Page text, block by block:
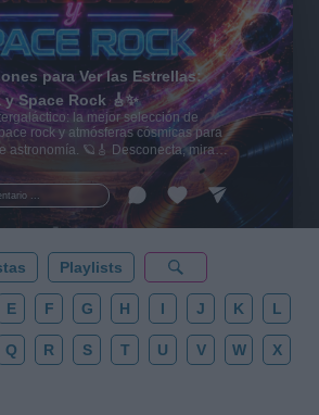
...
para Ver las Estrellas:
Space Rock 🎸✨
la mejor selección de
rock y atmósferas cósmicas para
astronomía. 🪐🎸 Desconecta, mira
y siente la gravedad cero. 💾 ¡Guarda
para tu próxima noche estrellada!
Playlists
E F G H I J K L
Q R S T U V W X